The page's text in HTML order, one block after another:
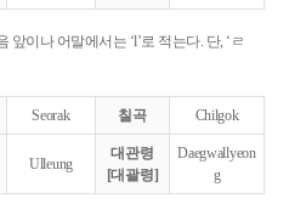
앞이나 어말에서는 ‘l’로 적는다. 단, ‘ㄹ
Seorak 칠곡 Chilgok
Ulleung
대관령
[대괄령]
Daegwallyeon
g